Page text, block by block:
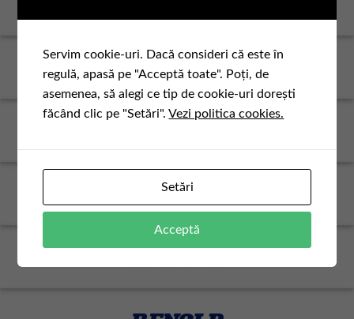
Servim cookie-uri. Dacă consideri că este în
regulă, apasă pe "Acceptă toate". Poți, de
asemenea, să alegi ce tip de cookie-uri dorești
făcând clic pe "Setări".Vezi politica cookies.
Setări
Acceptă